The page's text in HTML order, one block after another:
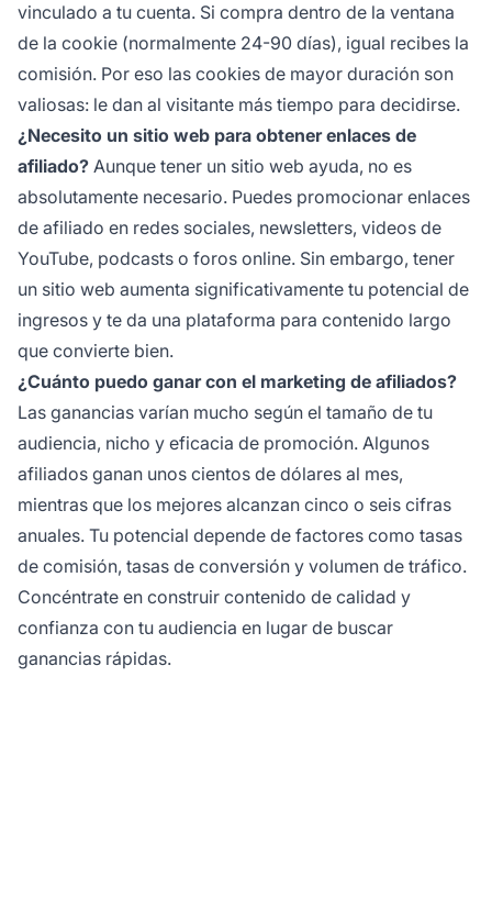
vinculado a tu cuenta. Si compra dentro de la ventana
de la cookie (normalmente 24-90 días), igual recibes la
comisión. Por eso las cookies de mayor duración son
valiosas: le dan al visitante más tiempo para decidirse.
¿Necesito un sitio web para obtener enlaces de
afiliado? Aunque tener un sitio web ayuda, no es
absolutamente necesario. Puedes promocionar enlaces
de afiliado en redes sociales, newsletters, videos de
YouTube, podcasts o foros online. Sin embargo, tener
un sitio web aumenta significativamente tu potencial de
ingresos y te da una plataforma para contenido largo
que convierte bien.
¿Cuánto puedo ganar con el marketing de afiliados?
Las ganancias varían mucho según el tamaño de tu
audiencia, nicho y eficacia de promoción. Algunos
afiliados ganan unos cientos de dólares al mes,
mientras que los mejores alcanzan cinco o seis cifras
anuales. Tu potencial depende de factores como tasas
de comisión, tasas de conversión y volumen de tráfico.
Concéntrate en construir contenido de calidad y
confianza con tu audiencia en lugar de buscar
ganancias rápidas.